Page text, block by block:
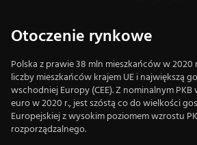
Otoczenie rynkowe
Polska z prawie 38 mln mieszkańców w
liczby mieszkańców krajem UE i największą
wschodniej Europy (CEE). Z nominalnym
euro w 2020 r., jest szóstą co do wielkości
Europejskiej z wysokim poziomem wzrostu
rozporządzalnego.